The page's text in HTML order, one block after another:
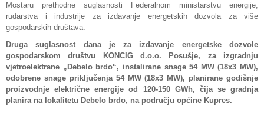
Mostaru prethodne suglasnosti Federalnom ministarstvu energije,
rudarstva i industrije za izdavanje energetskih dozvola za više
gospodarskih društava.
Druga suglasnost dana je za izdavanje energetske dozvole
gospodarskom društvu KONCIG d.o.o. Posušje, za izgradnju
vjetroelektrane „Debelo brdo“, instalirane snage 54 MW (18x3 MW),
odobrene snage priključenja 54 MW (18x3 MW), planirane godišnje
proizvodnje električne energije od 120-150 GWh, čija se gradnja
planira na lokalitetu Debelo brdo, na području općine Kupres.